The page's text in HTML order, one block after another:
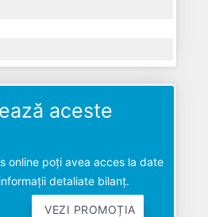
aceste
online poți avea acces la date
detaliate bilanț.
VEZI PROMOȚIA